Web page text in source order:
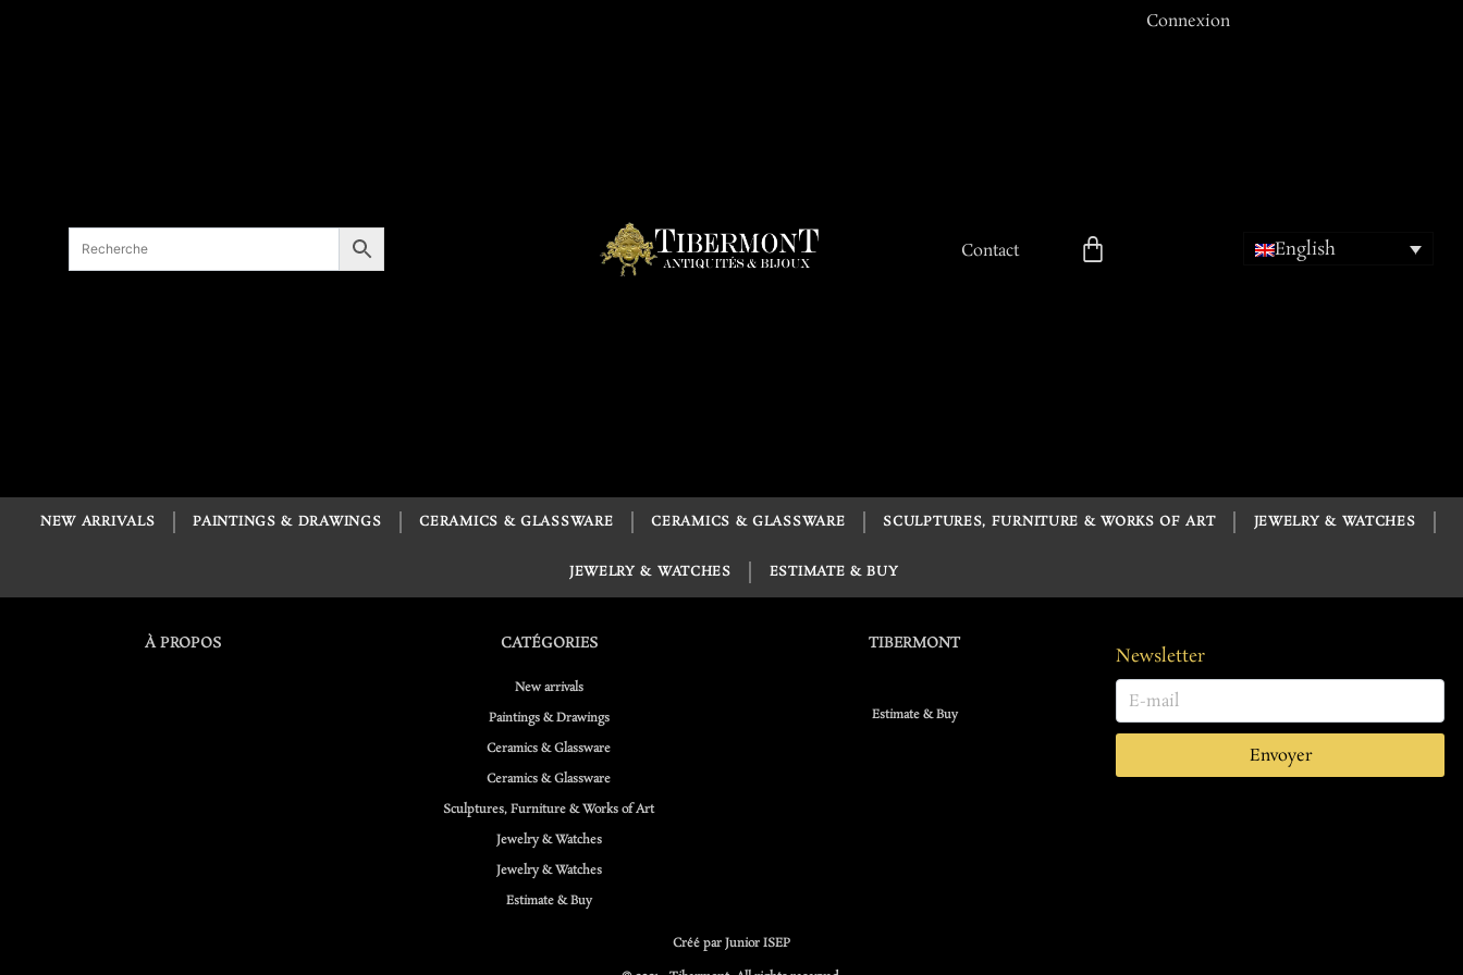
Contact
Connexion
Se souvenir de moiEnglish
NEW ARRIVALS PAINTINGS & DRAWINGS CERAMICS & GLASSWARE CERAMICS & GLASSWARE SCULPTURES, FURNITURE & WORKS OF ART JEWELRY & WATCHES
JEWELRY & WATCHES ESTIMATE & BUY
À PROPOS CATÉGORIES
New arrivals
Paintings & Drawings
Ceramics & Glassware
Ceramics & Glassware
Sculptures, Furniture & Works of Art
Jewelry & Watches
Jewelry & Watches
Estimate & Buy
TIBERMONT
Estimate & Buy
Newsletter
Envoyer
Créé par Junior ISEP